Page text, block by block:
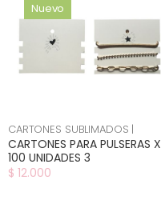
Nuevo
CARTONES SUBLIMADOS |
CARTONES PARA PULSERAS X
100 UNIDADES 3
$ 12.000